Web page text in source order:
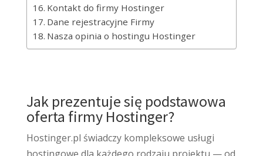
Kontakt do firmy Hostinger
Dane rejestracyjne Firmy
Nasza opinia o hostingu Hostinger
Jak prezentuje się podstawowa
oferta firmy Hostinger?
Hostinger.pl świadczy kompleksowe usługi